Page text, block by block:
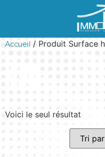
Accueil / Produit Surface
Voici le seul résultat